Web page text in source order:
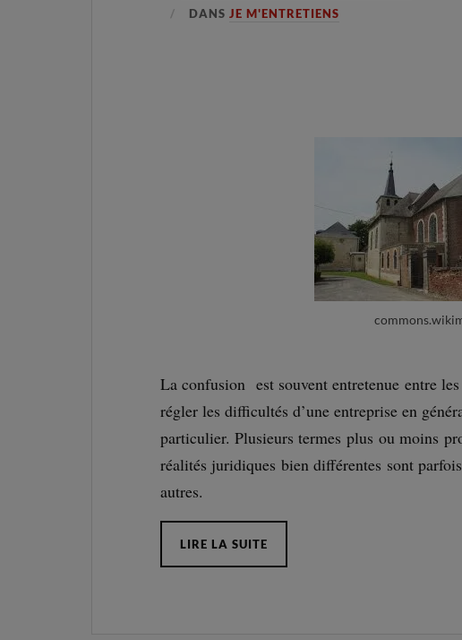
DANSJE M'ENTRETIENS
La confusion est souvent entretenue entre
régler les difficultés d’une entreprise en
particulier. Plusieurs termes plus ou moins
réalités juridiques bien différentes sont
autres.
LIRE LA SUITE